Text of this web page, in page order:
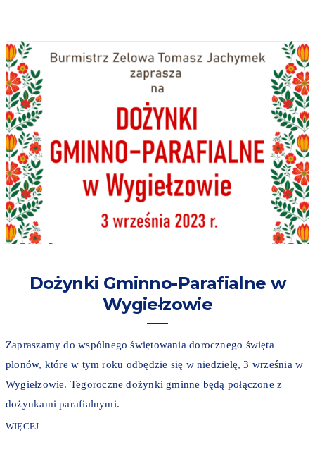
Dożynki Gminno-Parafialne w
Wygiełzowie
Zapraszamy do wspólnego świętowania dorocznego święta
plonów, które w tym roku odbędzie się w niedzielę, 3 września w
Wygiełzowie. Tegoroczne dożynki gminne będą połączone z
dożynkami parafialnymi.
WIĘCEJ